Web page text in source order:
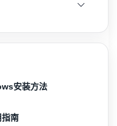
安装方法
南